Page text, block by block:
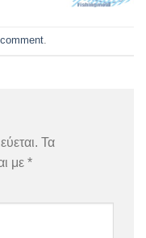
.
Τα
με *